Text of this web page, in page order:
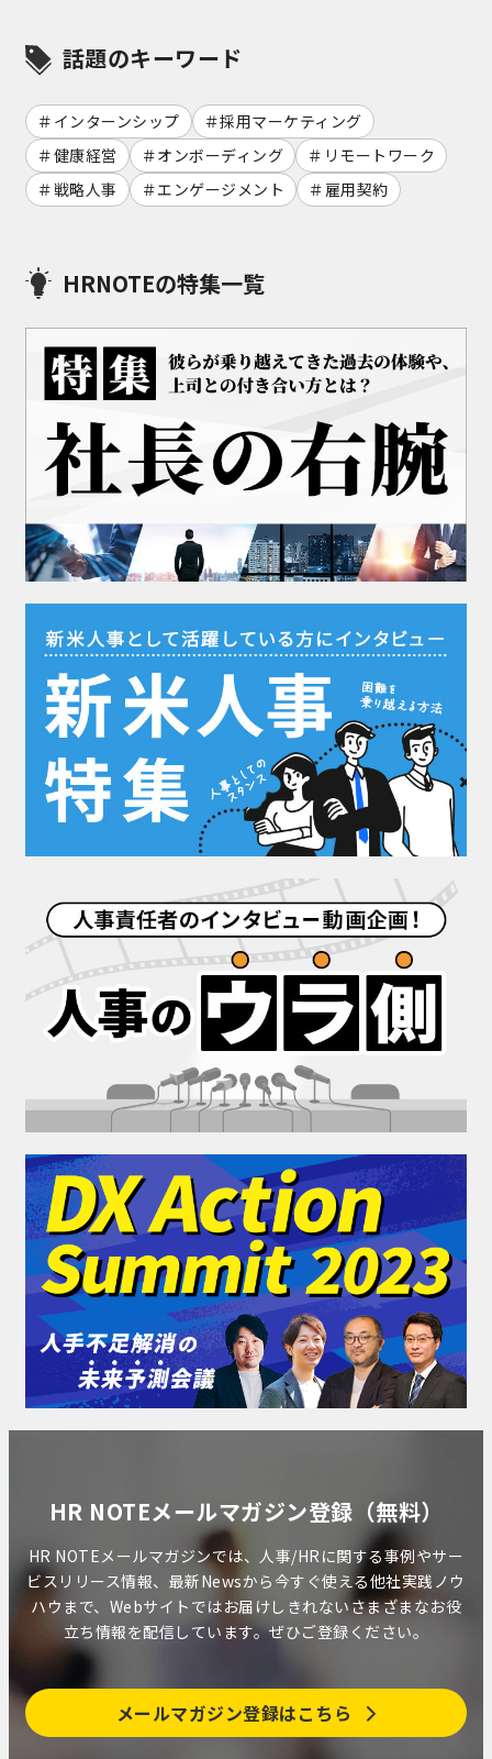
話題のキーワード
インターンシップ
採用マーケティング
健康経営
オンボーディング
リモートワーク
戦略人事
エンゲージメント 雇用契約
HRNOTEの特集一覧
HR NOTEメールマガジン登録（無料）
HR NOTEメールマガジンでは、人事/HRに関する事例やサー
ビスリリース情報、最新Newsから今すぐ使える他社実践ノウ
ハウまで、Webサイトではお届けしきれないさまざまなお役
立ち情報を配信しています。ぜひご登録ください。
メールマガジン登録はこちら